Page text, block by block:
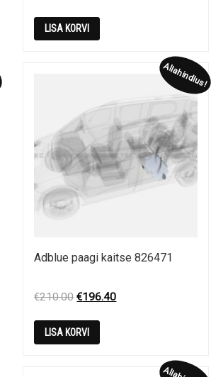
was:
€60.20.
LISA KORVI
Allahindlus!
Adblue paagi kaitse 826471
€210.00 Original
was:
€210.00.
€196.40Current
LISA KORVI